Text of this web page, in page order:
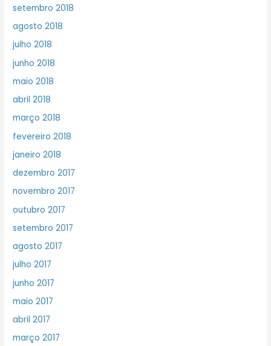
setembro 2018
agosto 2018
julho 2018
junho 2018
maio 2018
abril 2018
março 2018
fevereiro 2018
janeiro 2018
dezembro 2017
novembro 2017
outubro 2017
setembro 2017
agosto 2017
julho 2017
junho 2017
maio 2017
abril 2017
março 2017